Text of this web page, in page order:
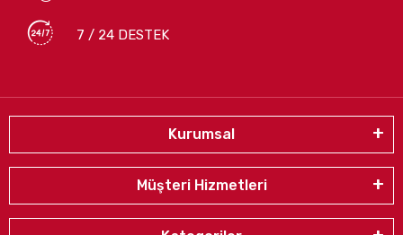
7 / 24 DESTEK
Kurumsal
Müşteri Hizmetleri